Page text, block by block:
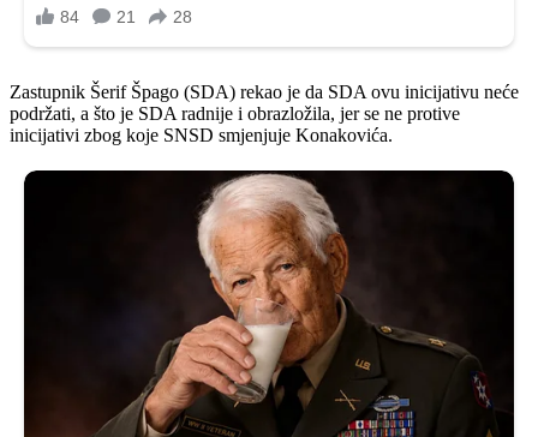
Zastupnik Šerif Špago (SDA) rekao je da SDA ovu inicijativu neće
podržati, a što je SDA radnije i obrazložila, jer se ne protive
inicijativi zbog koje SNSD smjenjuje Konakovića.